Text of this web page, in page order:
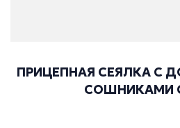
ПРИЦЕПНАЯ СЕЯЛКА С
СОШНИКАМИ